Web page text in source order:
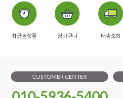
최근본상품 장바구니 배송조회
CUSTOMER CENTER